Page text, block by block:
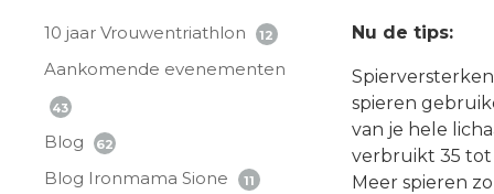
10 jaar Vrouwentriathlon 12
Aankomende evenementen
43
Blog 62
Blog Ironmama Sione 11
Nu de tips:
spieren
van je hele
verbruikt 35 tot
Meer spieren